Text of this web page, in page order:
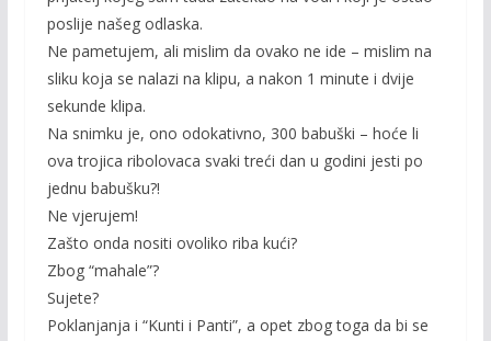
poslije našeg odlaska.
Ne pametujem, ali mislim da ovako ne ide – mislim na
sliku koja se nalazi na klipu, a nakon 1 minute i dvije
sekunde klipa.
Na snimku je, ono odokativno, 300 babuški – hoće li
ova trojica ribolovaca svaki treći dan u godini jesti po
jednu babušku?!
Ne vjerujem!
Zašto onda nositi ovoliko riba kući?
Zbog “mahale”?
Sujete?
Poklanjanja i “Kunti i Panti”, a opet zbog toga da bi se